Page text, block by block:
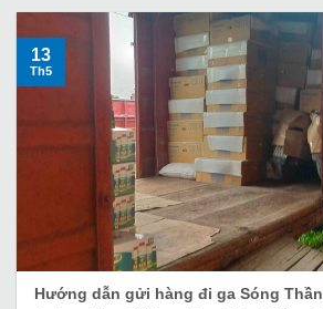
Hướng dẫn gửi hàng đi ga Sóng Thần
13
Th5